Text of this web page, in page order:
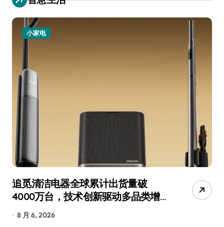
小家电
追觅清洁电器全球累计出货量破
4000万台，技术创新驱动多品类增
长
8 月 6, 2026